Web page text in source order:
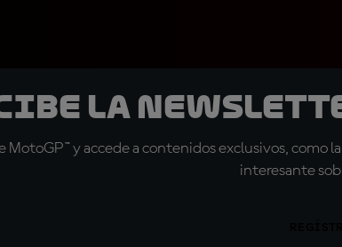
la
MotoGP™ y accede a contenidos exclusivos,
interesante